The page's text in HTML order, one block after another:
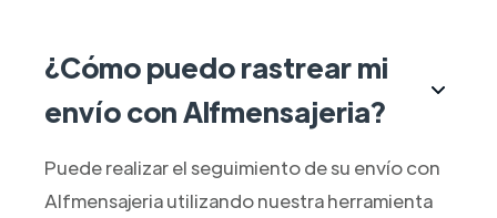
¿Cómo puedo rastrear mi
envío con Alfmensajeria?
Puede realizar el seguimiento de su envío con
Alfmensajeria utilizando nuestra herramienta